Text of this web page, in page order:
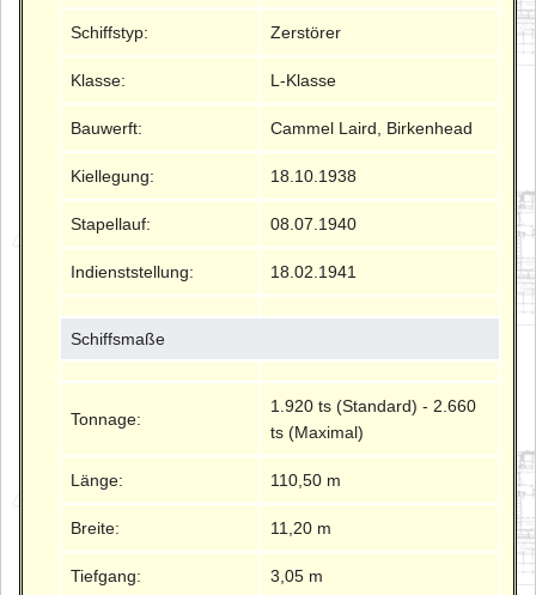
Schiffstyp: Zerstörer
Klasse: L-Klasse
Bauwerft: Cammel Laird, Birkenhead
Kiellegung: 18.10.1938
Stapellauf: 08.07.1940
Indienststellung: 18.02.1941
Schiffsmaße
Tonnage:
1.920 ts (Standard) - 2.660
ts (Maximal)
Länge: 110,50 m
Breite: 11,20 m
Tiefgang: 3,05 m